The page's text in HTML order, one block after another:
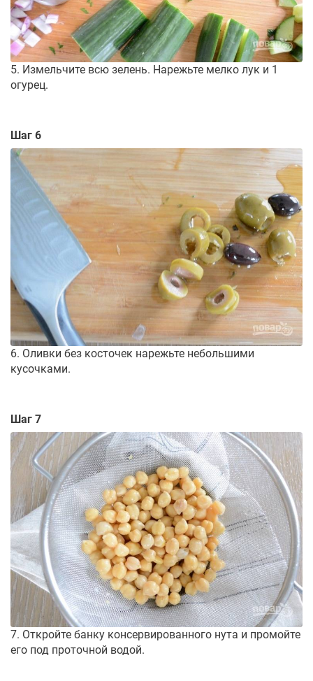
5. Измельчите всю зелень. Нарежьте мелко лук и 1
огурец.
Шаг 6
6. Оливки без косточек нарежьте небольшими
кусочками.
Шаг 7
7. Откройте банку консервированного нута и промойте
его под проточной водой.